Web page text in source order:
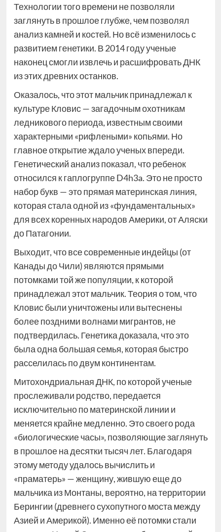
Технологии того времени не позволяли
заглянуть в прошлое глубже, чем позволял
анализ камней и костей. Но всё изменилось с
развитием генетики. В 2014 году ученые
наконец смогли извлечь и расшифровать ДНК
из этих древних останков.
Оказалось, что этот мальчик принадлежал к
культуре Кловис — загадочным охотникам
ледникового периода, известным своими
характерными «рифлеными» копьями. Но
главное открытие ждало ученых впереди.
Генетический анализ показал, что ребенок
относился к гаплогруппе D4h3a. Это не просто
набор букв — это прямая материнская линия,
которая стала одной из «фундаментальных»
для всех коренных народов Америки, от Аляски
до Патагонии.
Выходит, что все современные индейцы (от
Канады до Чили) являются прямыми
потомками той же популяции, к которой
принадлежал этот мальчик. Теория о том, что
Кловис были уничтожены или вытеснены
более поздними волнами мигрантов, не
подтвердилась. Генетика доказала, что это
была одна большая семья, которая быстро
расселилась по двум континентам.
Митохондриальная ДНК, по которой ученые
прослеживали родство, передается
исключительно по материнской линии и
меняется крайне медленно. Это своего рода
«биологические часы», позволяющие заглянуть
в прошлое на десятки тысяч лет. Благодаря
этому методу удалось вычислить и
«праматерь» — женщину, жившую еще до
мальчика из Монтаны, вероятно, на территории
Берингии (древнего сухопутного моста между
Азией и Америкой). Именно её потомки стали